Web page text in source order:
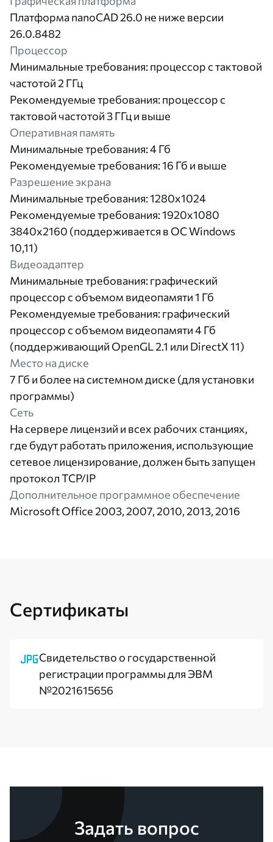
Платформа nanoCAD 26.0 не ниже версии
26.0.8482
Процессор
Минимальные требования: процессор с тактовой
частотой 2 ГГц
Рекомендуемые требования: процессор с
тактовой частотой 3 ГГц и выше
Оперативная память
Минимальные требования: 4 Гб
Рекомендуемые требования: 16 Гб и выше
Разрешение экрана
Минимальные требования: 1280х1024
Рекомендуемые требования: 1920x1080
3840х2160 (поддерживается в ОС Windows
10,11)
Видеоадаптер
Минимальные требования: графический
процессор с объемом видеопамяти 1 Гб
Рекомендуемые требования: графический
процессор с объемом видеопамяти 4 Гб
(поддерживающий OpenGL 2.1 или DirectX 11)
Место на диске
7 Гб и более на системном диске (для установки
программы)
Сеть
На сервере лицензий и всех рабочих станциях,
где будут работать приложения, использующие
сетевое лицензирование, должен быть запущен
протокол TCP/IP
Дополнительное программное обеспечение
Microsoft Office 2003, 2007, 2010, 2013, 2016
Сертификаты
Свидетельство о государственной
регистрации программы для ЭВМ
№2021615656
Задать вопрос